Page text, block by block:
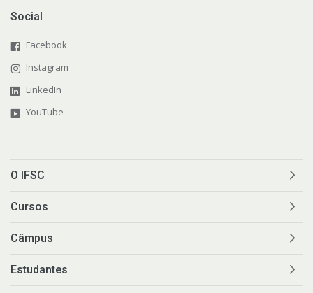
Social
Facebook
Instagram
LinkedIn
YouTube
O IFSC
Cursos
Câmpus
Estudantes